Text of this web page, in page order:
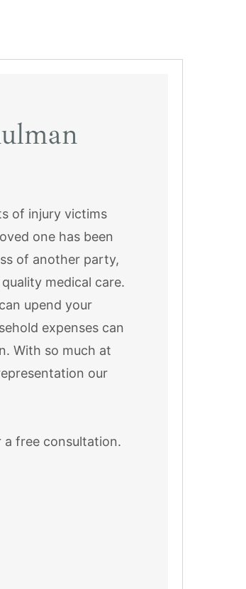
of injury victims
one has been
of another party,
medical care.
upend your
expenses can
With so much at
our
free consultation.